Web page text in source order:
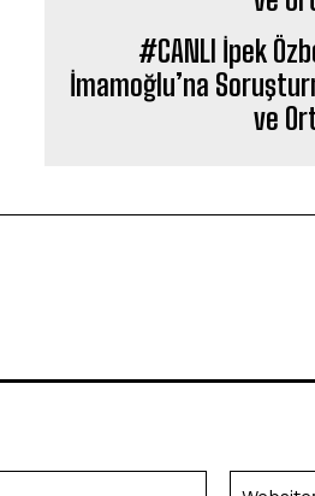
#CANLI İpek
İmamoğlu’na
ve